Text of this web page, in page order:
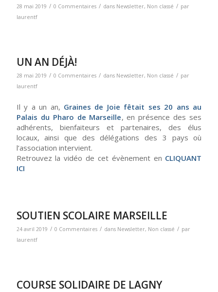
28 mai 2019 / 0 Commentaires / dans Newsletter, Non classé / par
laurentf
UN AN DÉJÀ!
28 mai 2019 / 0 Commentaires / dans Newsletter, Non classé / par
laurentf
Il y a un an, Graines de Joie fêtait ses 20 ans au
Palais du Pharo de Marseille, en présence des ses
adhérents, bienfaiteurs et partenaires, des élus
locaux, ainsi que des délégations des 3 pays où
l’association intervient.
Retrouvez la vidéo de cet évènement en CLIQUANT
ICI
SOUTIEN SCOLAIRE MARSEILLE
24 avril 2019 / 0 Commentaires / dans Newsletter, Non classé / par
laurentf
COURSE SOLIDAIRE DE LAGNY